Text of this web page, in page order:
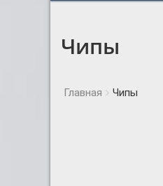
Чипы
Главная Чипы